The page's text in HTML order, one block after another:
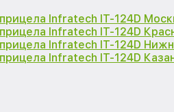
Infratech IT-124D
Infratech IT-124D
Infratech IT-124D
Infratech IT-124D